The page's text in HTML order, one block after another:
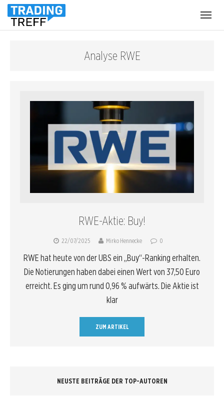
Analyse RWE
RWE-Aktie: Buy!
22/07/2025 Mirko Hennecke 0
RWE hat heute von der UBS ein „Buy“-Ranking erhalten.
Die Notierungen haben dabei einen Wert von 37,50 Euro
erreicht. Es ging um rund 0,96 % aufwärts. Die Aktie ist
klar
ZUM ARTIKEL
NEUSTE BEITRÄGE DER TOP-AUTOREN